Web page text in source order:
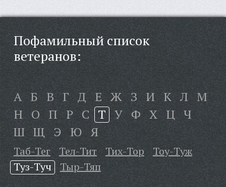
Пофамильный список
ветеранов:
А Б В Г Д Е Ж З И К Л М
Н О П Р С Т У Ф Х Ц Ч
Ш Щ Э Ю Я
Таб-Тег Тел-Тит Тих-Тор
Тоу-Туж
Туз-Туч
Тыр-Тяп